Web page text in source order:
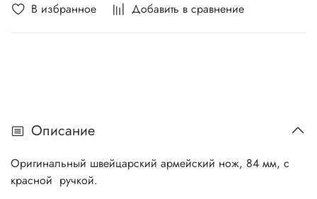
В избранное Добавить в сравнение
Описание
Оригинальный швейцарский армейский нож, 84 мм, с
красной ручкой.